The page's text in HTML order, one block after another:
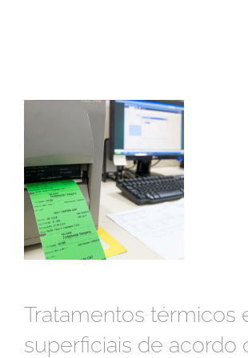
Tratamentos térmicos
superficiais de acordo